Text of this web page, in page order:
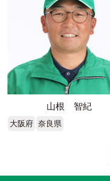
山根 智紀
大阪府 奈良県